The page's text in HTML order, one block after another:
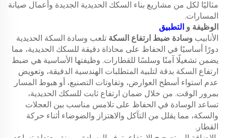
مثاليًا لكل من مشاريع بناء السكك الحديدية الجديدة وأعمال صيانة
المسارات.
الوظيفة و التطبيق
الأنابيب وسادة ضبط ارتفاع السكة تلعب وسادة السكة الحديدية
دورًا أساسيًا في الحفاظ على محاذاة دقيقة للسكك الحديدية، مما
يضمن تشغيلًا آمنًا وسلسًا للقطارات. وظيفتها الأساسية هي ضبط
ارتفاع السكة بدقة لتلبية المتطلبات الهندسية الدقيقة، وتعويض
عدم استواء أسطح العوارض، وتفاوتات التصنيع، أو هبوط المسار
بمرور الوقت. من خلال ضمان ارتفاع ثابت للسكك الحديدية،
تساعد الوسادة في الحفاظ على تلامس مناسب بين العجلات
والسكة، مما يقلل من التآكل والاهتزاز والضوضاء أثناء حركة
القطار.